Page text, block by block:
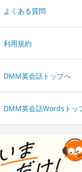
よくある質問
利用規約
DMM英会話トップへ
DMM英会話Wordsトッ